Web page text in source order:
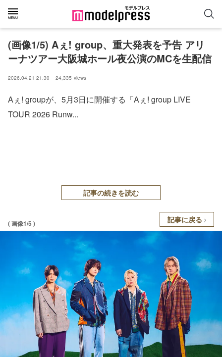
(画像1/5) Aぇ! group、重大発表を予告 アリ
ーナツアー大阪城ホール夜公演のMCを生配信
2026.04.21 21:30 24,335 views
Aぇ! groupが、5月3日に開催する「Aぇ! group LIVE
TOUR 2026 Runw...
記事の続きを読む
( 画像1/5 ) 記事に戻る